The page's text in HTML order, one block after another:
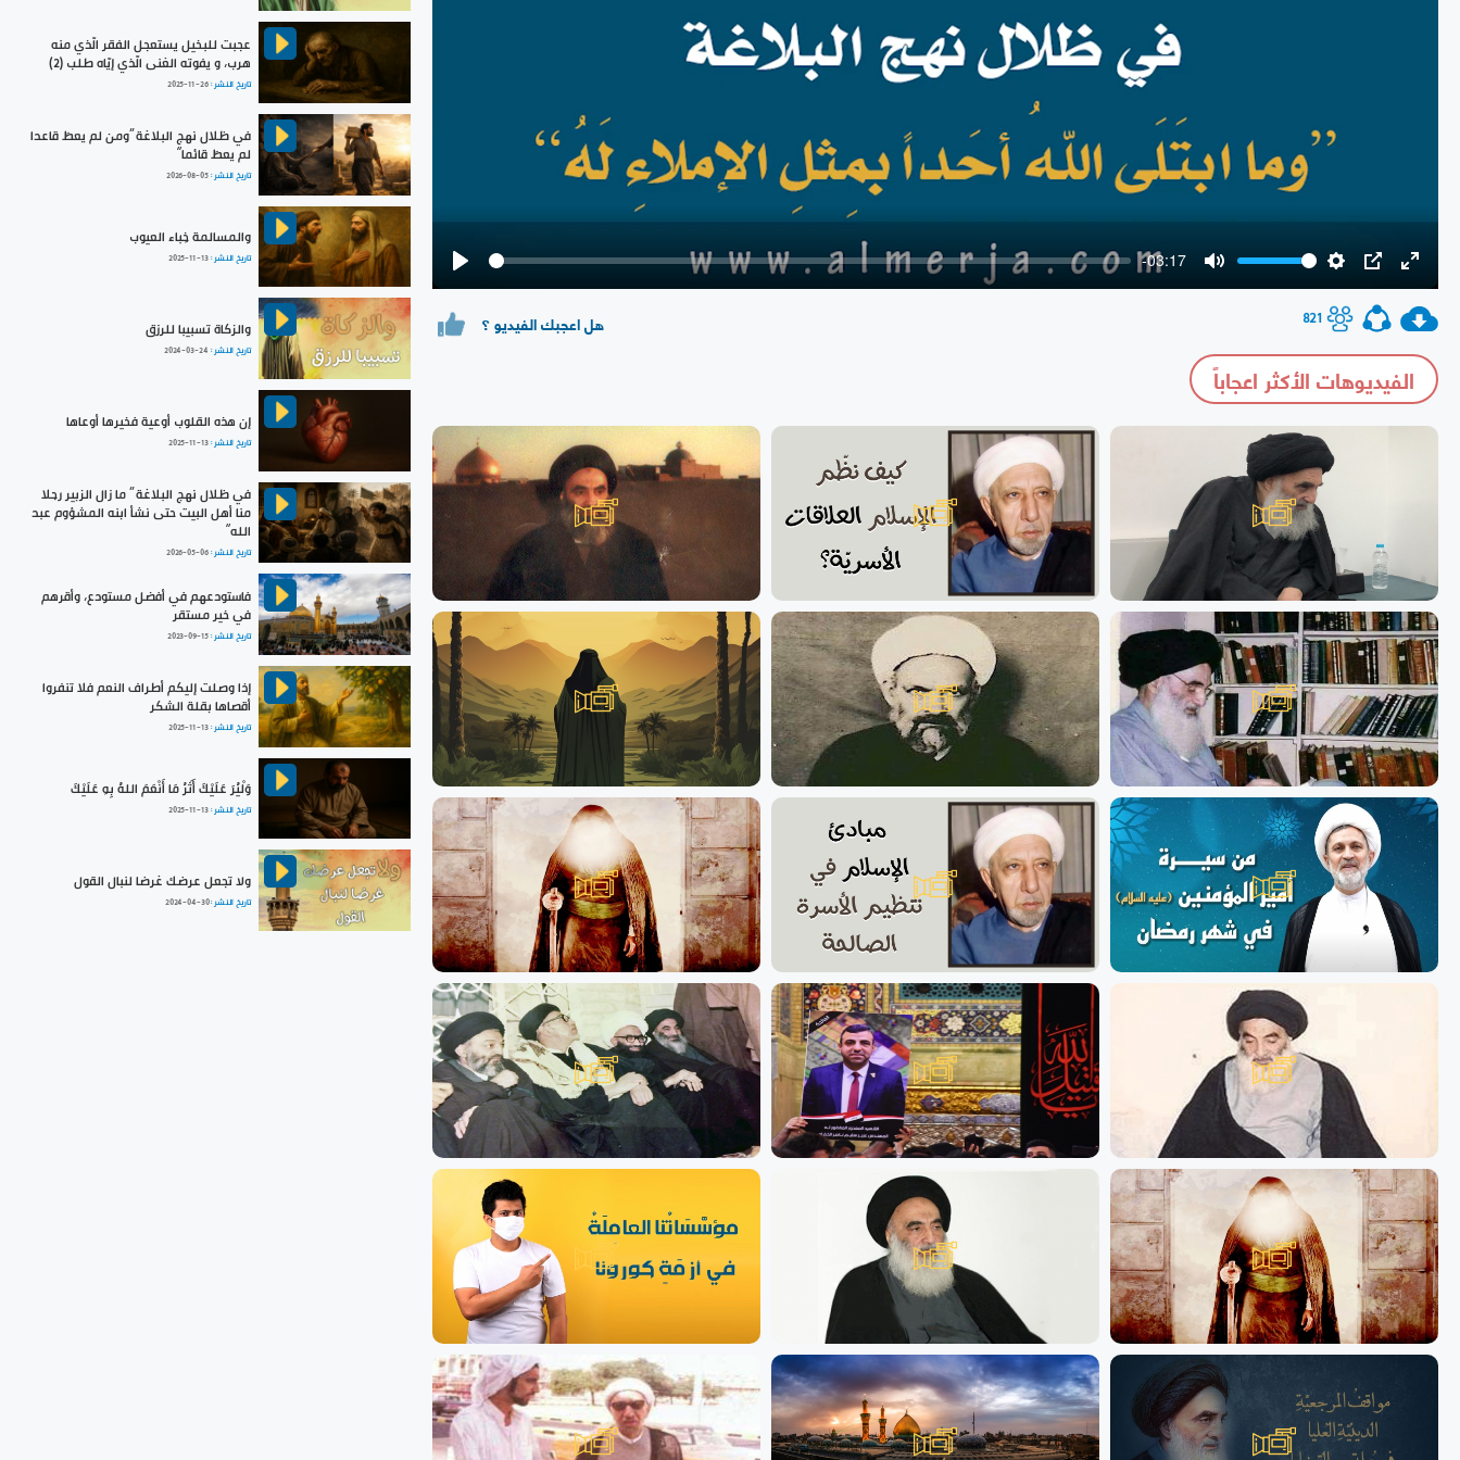
-03:17
Enter
821 هل اعجبك الفيديو ؟
الفيديوهات الأكثر اعجاباً
عجبت للبخيل يستعجل الفقر الّذي منه
هرب، و يفوته الغنى الّذي إيّاه طلب (2)
تاريخ النشر :2025-11-26
في ظلال نهج البلاغة ”ومن لم يعطَ قاعدا
لم يعطَ قائما“
تاريخ النشر :2026-08-05
والمسالمة خِباء العيوب
تاريخ النشر :2025-11-13
والزكاة تسبيبا للرزق
تاريخ النشر : 2024-03-24
إن هذه القلوب أوعية فخيرها أوعاها
تاريخ النشر :2025-11-13
في ظلال نهج البلاغة ” ما زال الزبير رجلا
منا أهل البيت حتى نشأ ابنه المشؤوم عبد
الله“
تاريخ النشر :2026-05-06
فاستودعهم في أفضل مستودع، وأقرهم
في خير مستقر
تاريخ النشر :2023-09-15
إذا وصلت إليكم أطراف النعم فلا تنفروا
أقصاها بقلة الشكر
تاريخ النشر :2025-11-13
وَلْيُرَ عَلَيْكَ أَثَرُ مَا أَنْعَمَ اللهُ بِهِ عَلَيْكَ
تاريخ النشر :2025-11-13
ولا تجعل عرضك غرضا لنبال القول
تاريخ النشر :2024-04-30